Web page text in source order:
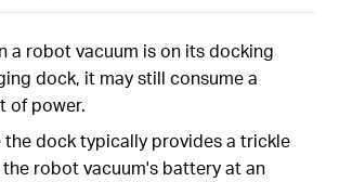
a robot vacuum is on its docking
dock, it may still consume a
of power.
the dock typically provides a trickle
robot vacuum's battery at an